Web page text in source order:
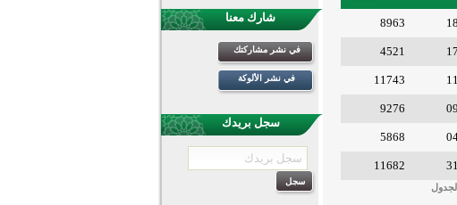
8963
4521
11743
9276
5868
11682
شارك معنا
في نشر مشاركتك
في نشر الألوكة
سجل بريدك